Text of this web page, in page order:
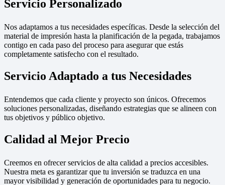
Servicio Personalizado
Nos adaptamos a tus necesidades específicas. Desde la selección del
material de impresión hasta la planificación de la pegada, trabajamos
contigo en cada paso del proceso para asegurar que estás
completamente satisfecho con el resultado.
Servicio Adaptado a tus Necesidades
Entendemos que cada cliente y proyecto son únicos. Ofrecemos
soluciones personalizadas, diseñando estrategias que se alineen con
tus objetivos y público objetivo.
Calidad al Mejor Precio
Creemos en ofrecer servicios de alta calidad a precios accesibles.
Nuestra meta es garantizar que tu inversión se traduzca en una
mayor visibilidad y generación de oportunidades para tu negocio.